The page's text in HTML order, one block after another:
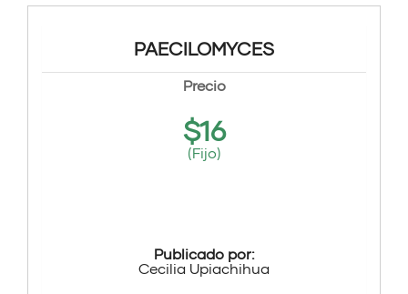
PAECILOMYCES
Precio
$16
(Fijo)
Publicado por:
Cecilia Upiachihua